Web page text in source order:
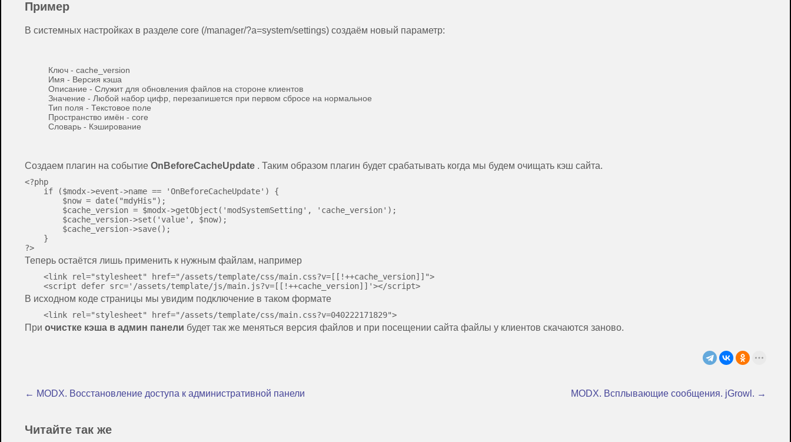
Пример
В системных настройках в разделе core (/manager/?a=system/settings) создаём новый параметр:
Ключ - cache_version
Имя - Версия кэша
Описание - Служит для обновления файлов на стороне клиентов
Значение - Любой набор цифр, перезапишется при первом сбросе на нормальное
Тип поля - Текстовое поле
Пространство имён - core
Словарь - Кэширование
Создаем плагин на событие OnBeforeCacheUpdate . Таким образом плагин будет срабатывать когда мы будем очищать кэш сайта.
<?php
    if ($modx->event->name == 'OnBeforeCacheUpdate') {
        $now = date("mdyHis");
        $cache_version = $modx->getObject('modSystemSetting', 'cache_version');
        $cache_version->set('value', $now);
        $cache_version->save();
    }
Теперь остаётся лишь применить к нужным файлам, например
    <link rel="stylesheet" href="/assets/template/css/main.css?v=[[!++cache_version]]">
В исходном коде страницы мы увидим подключение в таком формате
При очистке кэша в админ панели будет так же меняться версия файлов и при посещении сайта файлы у клиентов скачаются заново.
← MODX. Восстановление доступа к административной панели MODX. Всплывающие сообщения. jGrowl. →
Читайте так же